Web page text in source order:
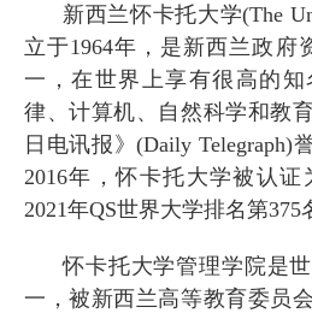
新西兰怀卡托大学(The
立于1964年，是新西兰政府
一，在世界上享有很高的
律、计算机、自然科学和教
日电讯报》(Daily Telegraph)
2016年，怀卡托大学被认证
2021年QS世界大学排名第375
怀卡托大学管理学院是
一，被新西兰高等教育委员